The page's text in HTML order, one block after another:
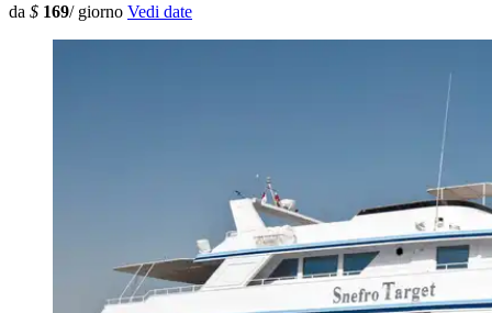
da $ 169/ giorno Vedi date